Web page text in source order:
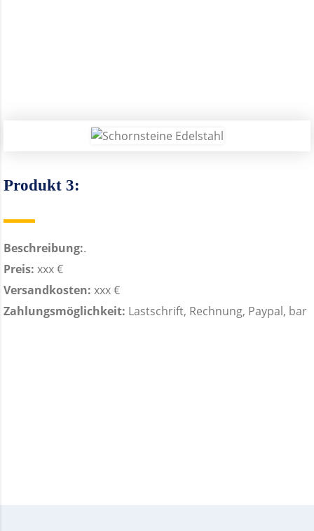
Produkt 3:
Beschreibung:.
Preis: xxx €
Versandkosten: xxx €
Zahlungsmöglichkeit: Lastschrift, Rechnung, Paypal, bar